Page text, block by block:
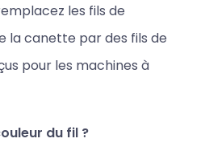
les fils de
la canette par des fils de
pour les machines à
du fil ?